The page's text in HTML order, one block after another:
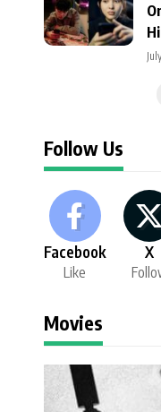
Follow Us
Facebook
Like
X
Movies